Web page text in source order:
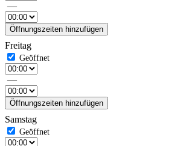
—
Öffnungszeiten hinzufügen
Freitag
—
Öffnungszeiten hinzufügen
Samstag